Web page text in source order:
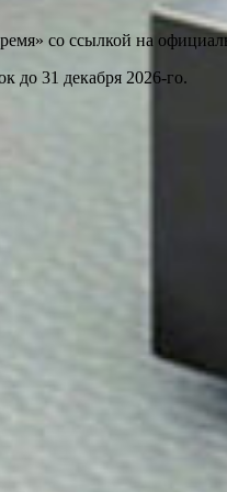
со ссылкой на
до 31 декабря 2026-го.